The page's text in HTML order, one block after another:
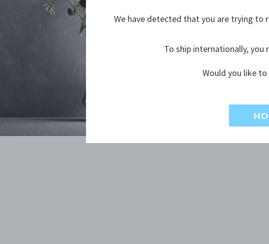
We have detected that you are trying to
To ship internationally,
Would you like